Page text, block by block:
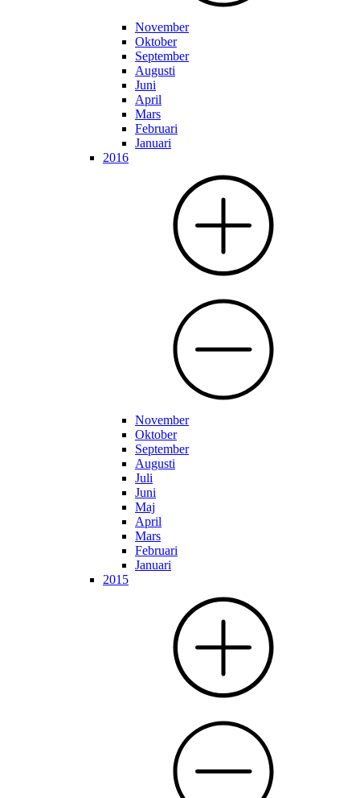
November
Oktober
September
Augusti
Juni
April
Mars
Februari
Januari
2016
November
Oktober
September
Augusti
Juli
Juni
Maj
April
Mars
Februari
Januari
2015